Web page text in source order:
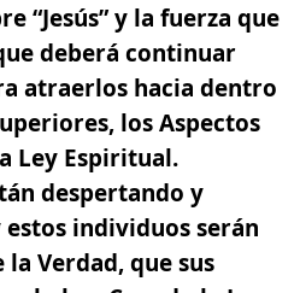
“Jesús” y la fuerza que
deberá continuar
atraerlos hacia dentro
los Aspectos
Ley Espiritual.
despertando y
individuos serán
Verdad, que sus